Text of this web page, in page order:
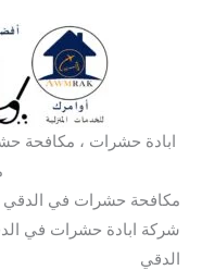
ابادة حشرات ، مكافحة
مكافحة حشرات في
شركة ابادة حشرات في
الدقي